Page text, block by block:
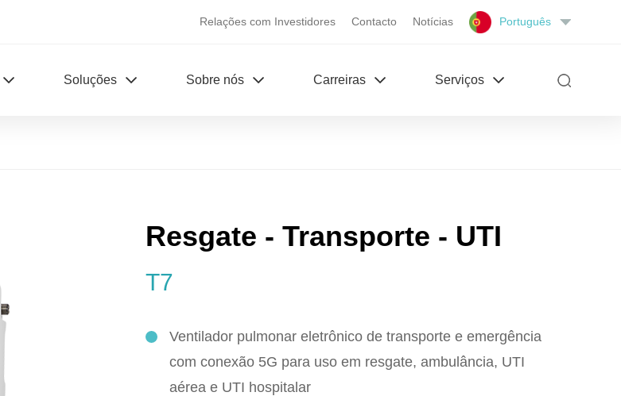
Relações com Investidores Contacto Notícias Português
Soluções Sobre nós Carreiras Serviços
Resgate - Transporte - UTI
T7
Ventilador pulmonar eletrônico de transporte e emergência
com conexão 5G para uso em resgate, ambulância, UTI
aérea e UTI hospitalar